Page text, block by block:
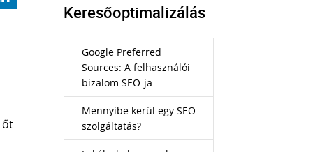
őt
Keresőoptimalizálás
Google Preferred
Sources: A felhasználói
bizalom SEO-ja
Mennyibe kerül egy SEO
szolgáltatás?